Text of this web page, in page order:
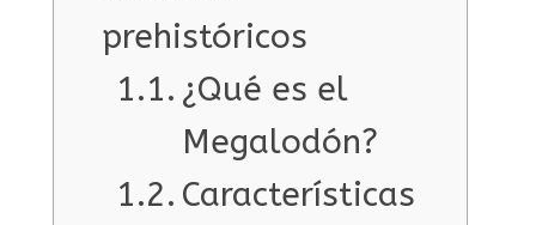
prehistóricos
¿Qué es el
Megalodón?
Características